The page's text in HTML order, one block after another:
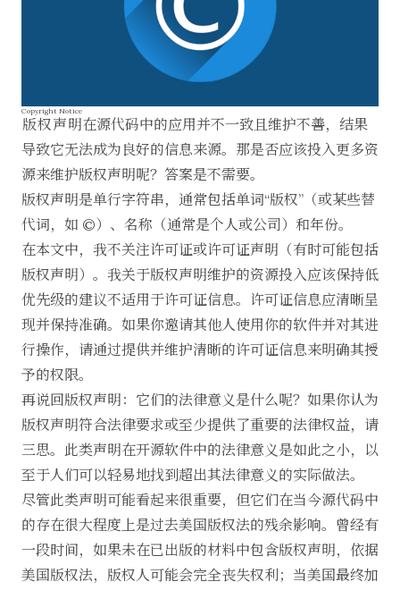
版权声明
Copyright Notice
在源代码中的应用并不一致且维护不善，结果
导致它无法成为良好的信息来源。那是否应该投入更多资
源来维护版权声明呢？答案是不需要。
版权声明是单行字符串，通常包括单词“版权”（或某些替
代词，如 ©）、名称（通常是个人或公司）和年份。
在本文中，我不关注许可证或许可证声明（有时可能包括
版权声明）。我关于版权声明维护的资源投入应该保持低
优先级的建议不适用于许可证信息。许可证信息应清晰呈
现并保持准确。如果你邀请其他人使用你的软件并对其进
行操作，请通过提供并维护清晰的许可证信息来明确其授
予的权限。
再说回版权声明：它们的法律意义是什么呢？如果你认为
版权声明符合法律要求或至少提供了重要的法律权益，请
三思。此类声明在开源软件中的法律意义是如此之小，以
至于人们可以轻易地找到超出其法律意义的实际做法。
尽管此类声明可能看起来很重要，但它们在当今源代码中
的存在很大程度上是过去美国版权法的残余影响。曾经有
一段时间，如果未在已出版的材料中包含版权声明，依据
美国版权法，版权人可能会完全丧失权利；当美国最终加